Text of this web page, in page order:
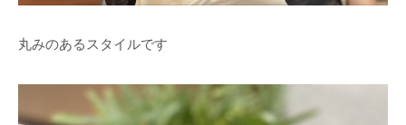
丸みのあるスタイルです